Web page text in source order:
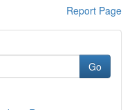
Report Page
Go